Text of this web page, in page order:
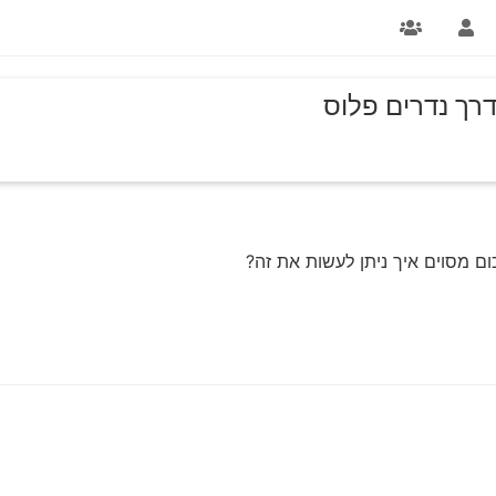
נדרים פלוס
מסוים איך ניתן לעשות את זה?